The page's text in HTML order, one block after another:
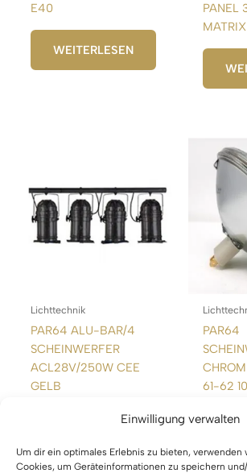
Einwilligung verwalten
Um dir ein optimales Erlebnis zu bieten, verwenden
Cookies, um Geräteinformationen zu speichern
E40
WEITERLESEN
PANEL
Lichttechnik
PAR64 ALU-BAR/4
SCHEINWERFER
ACL28V/250W CEE
GELB
WEITERLESEN
PAR64
61-62